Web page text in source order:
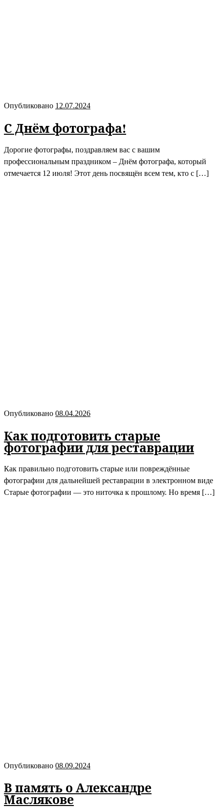
Опубликовано 12.07.2024
С Днём фотографа!
Дорогие фотографы, поздравляем вас с вашим
профессиональным праздником – Днём фотографа, который
отмечается 12 июля! Этот день посвящён всем тем, кто с […]
Опубликовано 08.04.2026
Как подготовить старые
фотографии для реставрации
Как правильно подготовить старые или повреждённые
фотографии для дальнейшей реставрации в электронном виде
Старые фотографии — это ниточка к прошлому. Но время […]
Опубликовано 08.09.2024
В память о Александре
Маслякове